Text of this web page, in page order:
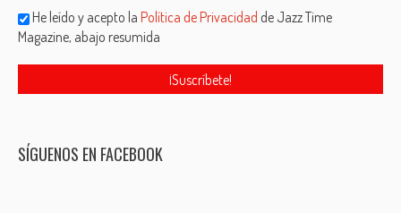
He leído y acepto laPolítica de Privacidad de Jazz Time
Magazine, abajo resumida
SÍGUENOS EN FACEBOOK